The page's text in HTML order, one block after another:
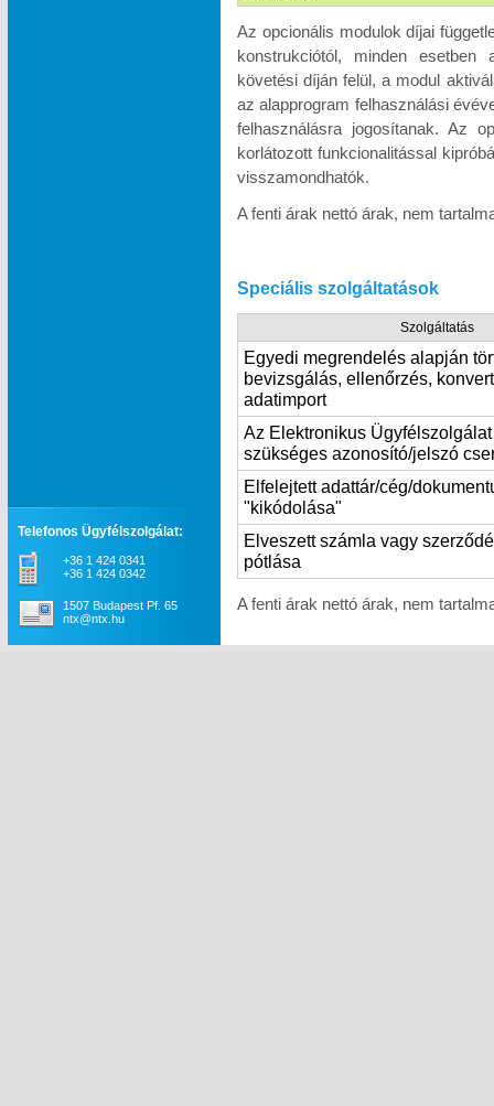
Az opcionális modulok díjai
konstrukciótól, minden
követési díján felül, a modul
az alapprogram felhasználási
felhasználásra jogosítanak. Az
korlátozott funkcionalitással
visszamondhatók.
A fenti árak nettó árak, nem
Speciális szolgáltatások
Szolgáltatás
Egyedi megrendelés alapján
bevizsgálás, ellenőrzés,
adatimport
Az Elektronikus
szükséges azonosító/jelszó
Elfelejtett adattár/cég/
"kikódolása"
Elveszett számla vagy
pótlása
A fenti árak nettó árak, nem
Telefonos Ügyfélszolgálat:
+36 1 424 0341
+36 1 424 0342
1507 Budapest Pf. 65
ntx@ntx.hu